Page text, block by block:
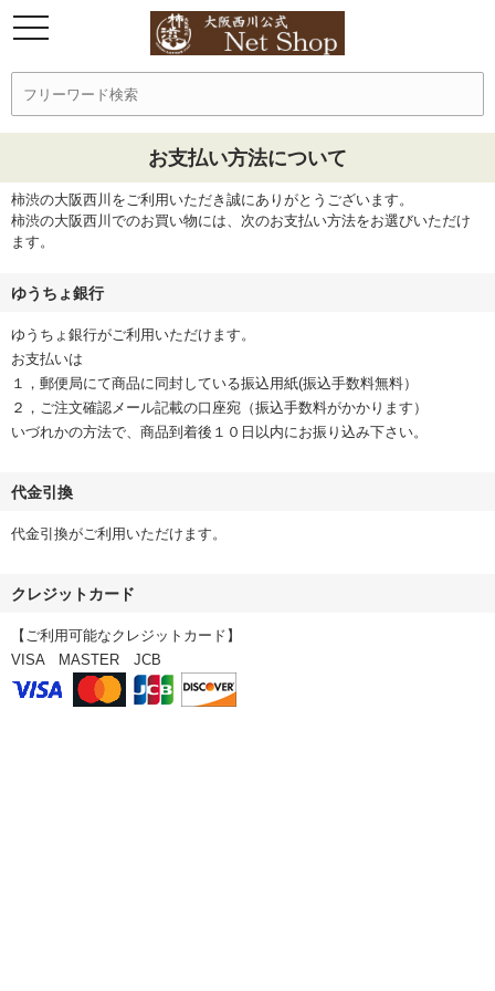
お支払い方法について
柿渋の大阪西川をご利用いただき誠にありがとうございます。
柿渋の大阪西川でのお買い物には、次のお支払い方法をお選びいただけ
ます。
ゆうちょ銀行
ゆうちょ銀行がご利用いただけます。
お支払いは
１，郵便局にて商品に同封している振込用紙(振込手数料無料）
２，ご注文確認メール記載の口座宛（振込手数料がかかります）
いづれかの方法で、商品到着後１０日以内にお振り込み下さい。
代金引換
代金引換がご利用いただけます。
クレジットカード
【ご利用可能なクレジットカード】
VISA MASTER JCB